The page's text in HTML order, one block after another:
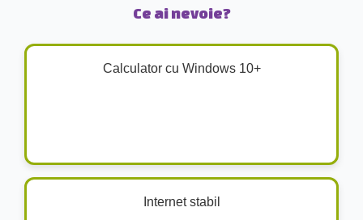
Ce ai nevoie?
Calculator cu Windows 10+
Internet stabil